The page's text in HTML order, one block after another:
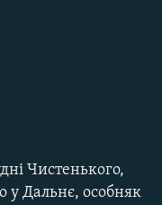
Чистенького,
у Дальнє, особняк